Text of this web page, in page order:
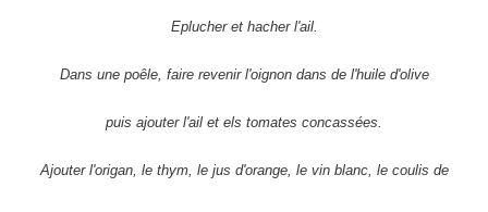
Eplucher et hacher l'ail.
Dans une poêle, faire revenir l'oignon dans de l'huile d'olive
puis ajouter l'ail et els tomates concassées.
Ajouter l'origan, le thym, le jus d'orange, le vin blanc, le coulis de